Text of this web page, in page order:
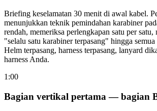
Briefing keselamatan 30 menit di awal kabel.
menunjukkan teknik pemindahan karabiner
rendah, memeriksa perlengkapan satu per satu,
"selalu satu karabiner terpasang" hingga
Helm terpasang, harness terpasang, lanyard
harness Anda.
1:00
Bagian vertikal pertama — bagian